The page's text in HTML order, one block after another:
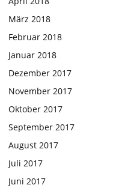
März 2018
Februar 2018
Januar 2018
Dezember 2017
November 2017
Oktober 2017
September 2017
August 2017
Juli 2017
Juni 2017